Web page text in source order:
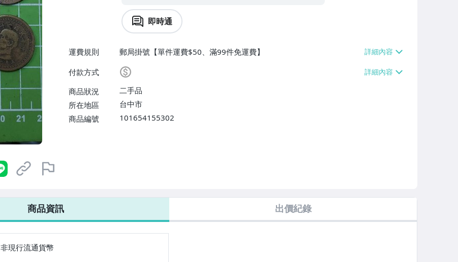
即時通
運費規則
郵局掛號【單件運費$50、滿99件免運費】
付款方式
商品狀況
二手品
所在地區
台中市
商品編號
101654155302
商品資訊 出價紀錄
非現行流通貨幣